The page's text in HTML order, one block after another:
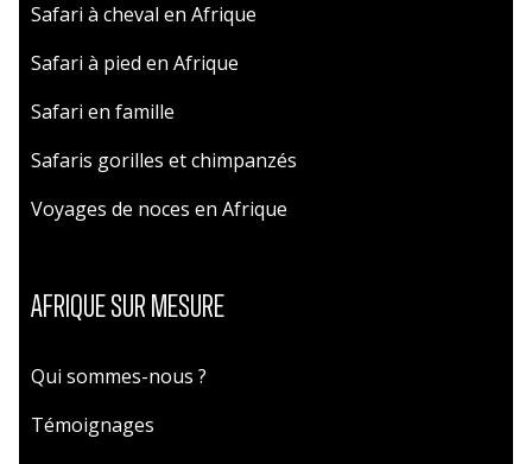
Safari à cheval en Afrique
Safari à pied en Afrique
Safari en famille
Safaris gorilles et chimpanzés
Voyages de noces en Afrique
AFRIQUE SUR MESURE
Qui sommes-nous ?
Témoignages